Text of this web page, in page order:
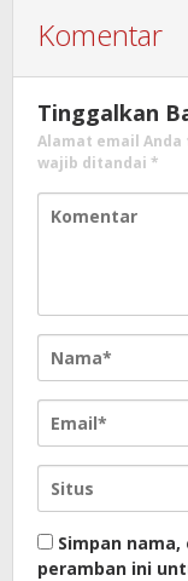
Komentar
Tinggalkan
Alamat email
wajib ditandai *
Simpan
peramban ini